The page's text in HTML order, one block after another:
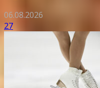
06.08.2026
27